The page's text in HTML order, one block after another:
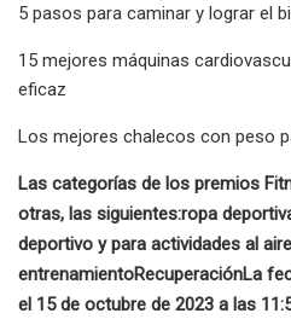
5 pasos para caminar y lograr el
15 mejores máquinas
eficaz
Los mejores chalecos con peso
Las categorías de los premios
otras, las siguientes:ropa
deportivo y para actividades al
entrenamientoRecuperaciónLa
el 15 de octubre de 2023 a las